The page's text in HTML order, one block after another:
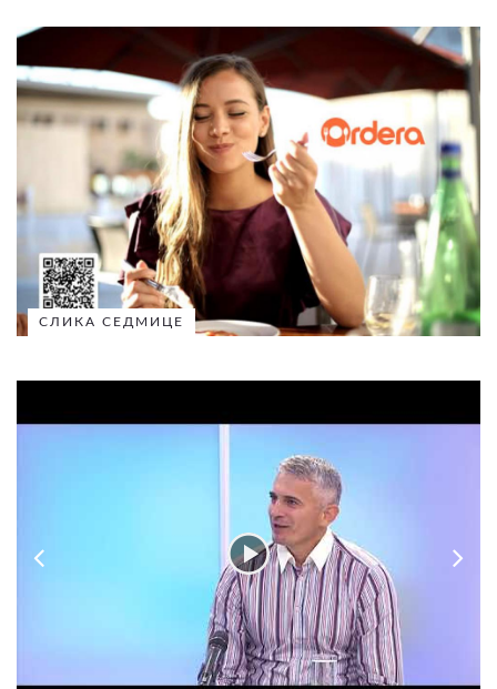
СЛИКА СЕДМИЦЕ